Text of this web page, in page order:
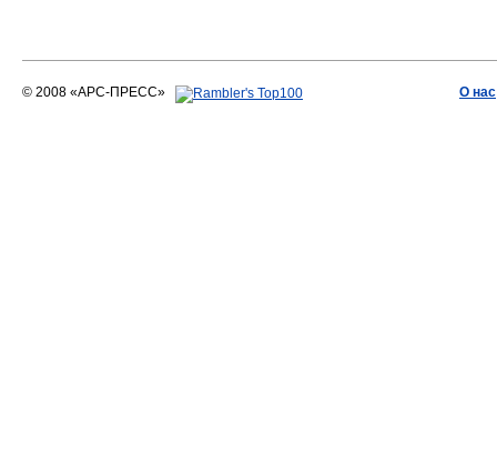
© 2008 «АРС-ПРЕСС» О нас